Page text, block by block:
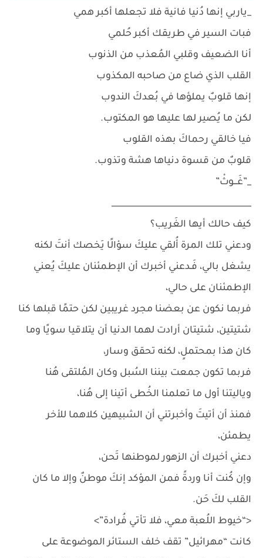
_ياربي إنها دُنيا فانية فلا تجعلها أكبر همي
فبات السير في طريقك أكبر حُلمي
أنا الضعيف وقلبي المُعذب من الذنوب
القلب الذي ضاع من صاحبه المكذوب
إنها قلوبٌ يملؤها في بُعدكَ الندوب
لكن ما يُصير لها عليها هو المكتوب.
فيا خالقي رحماكَ بهذه القلوب
قلوبٌ من قسوة دنياها هشة وتذوب.
_”غَـــوثْ”
__________________________________
كيف حالك أيها الغَريب؟
ودعني تلك المرة أُلقي عليكَ سؤالًا يَخصك أنتَ لكنه
يشغل بالي، فَـدعني أخبرك أن الإطمئنان عليكَ يُعني
الإطمئنان على حالي،
فربما نكون عن بعضنا مجرد غريبين لكن حتمًا قبلها كنا
شتيتين، شتيتان أرادت لهما الدنيا أن يتلاقيا سويًا وما
كان هذا بمحتملٍ، لكنه تحقق وسار،
فربما تكون جمعت بيننا السُبل وكان المُلتقى هُنا
وياليتنا أول ما تعلمنا الخُطى أتينا إلى هُنا،
فمنذ أن أتيتَ وأخبرتني أن الشبيهين كلاهما للأخر
يطمئن،
دعني أخبرك أن الزهور لموطنها تَحن،
وإن كُنت أنا وردةً فمن المؤكد إنكَ موطنٌ وإلا ما كان
القلب لكَ حَن.
<“خيوط اللُعبة معي، فلا تأتي فُرادة”>
كانت “مهرائيل” تقف خلف الستائر الموضوعة على